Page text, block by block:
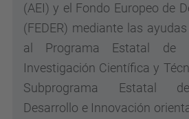
(AEI) y el Fondo Europeo de
(FEDER) mediante las
al Programa Estatal de
Investigación Científica y
Subprograma Estatal
Desarrollo e Innovación